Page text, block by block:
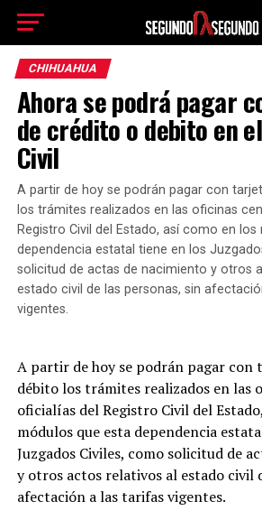
CHIHUAHUA
Ahora se podrá pagar
de crédito o debito en
Civil
A partir de hoy se podrán pagar con
los trámites realizados en las oficinas
Registro Civil del Estado, así como en
dependencia estatal tiene en los
solicitud de actas de nacimiento y otros
estado civil de las personas, sin
vigentes.
A partir de hoy se podrán pagar con
débito los trámites realizados en las
oficialías del Registro Civil del
módulos que esta dependencia
Juzgados Civiles, como solicitud de
y otros actos relativos al estado civil
afectación a las tarifas vigentes.